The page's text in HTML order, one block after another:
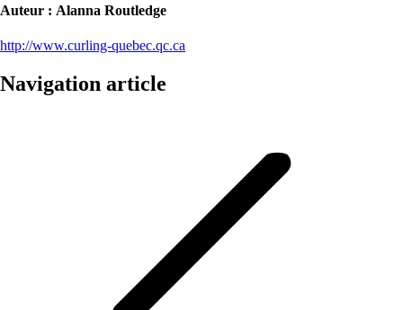
Auteur : Alanna Routledge
http://www.curling-quebec.qc.ca
Navigation article